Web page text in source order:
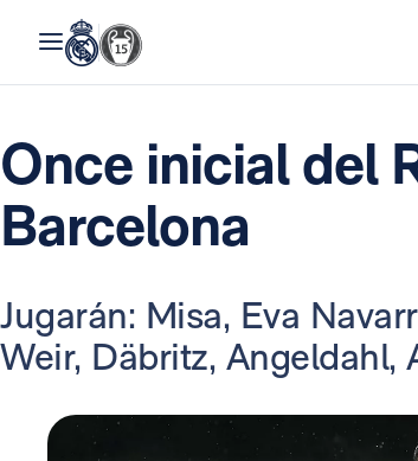
Once inicial del
Barcelona
Jugarán: Misa, Eva
Weir, Däbritz, Angeldahl,